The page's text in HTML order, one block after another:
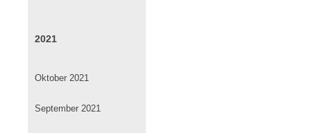
2021
Oktober 2021
September 2021